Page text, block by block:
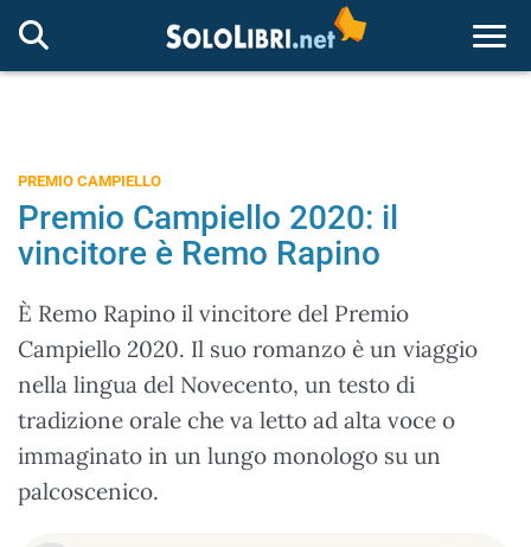
PREMIO CAMPIELLO
Premio Campiello 2020: il
vincitore è Remo Rapino
È Remo Rapino il vincitore del Premio
Campiello 2020. Il suo romanzo è un viaggio
nella lingua del Novecento, un testo di
tradizione orale che va letto ad alta voce o
immaginato in un lungo monologo su un
palcoscenico.